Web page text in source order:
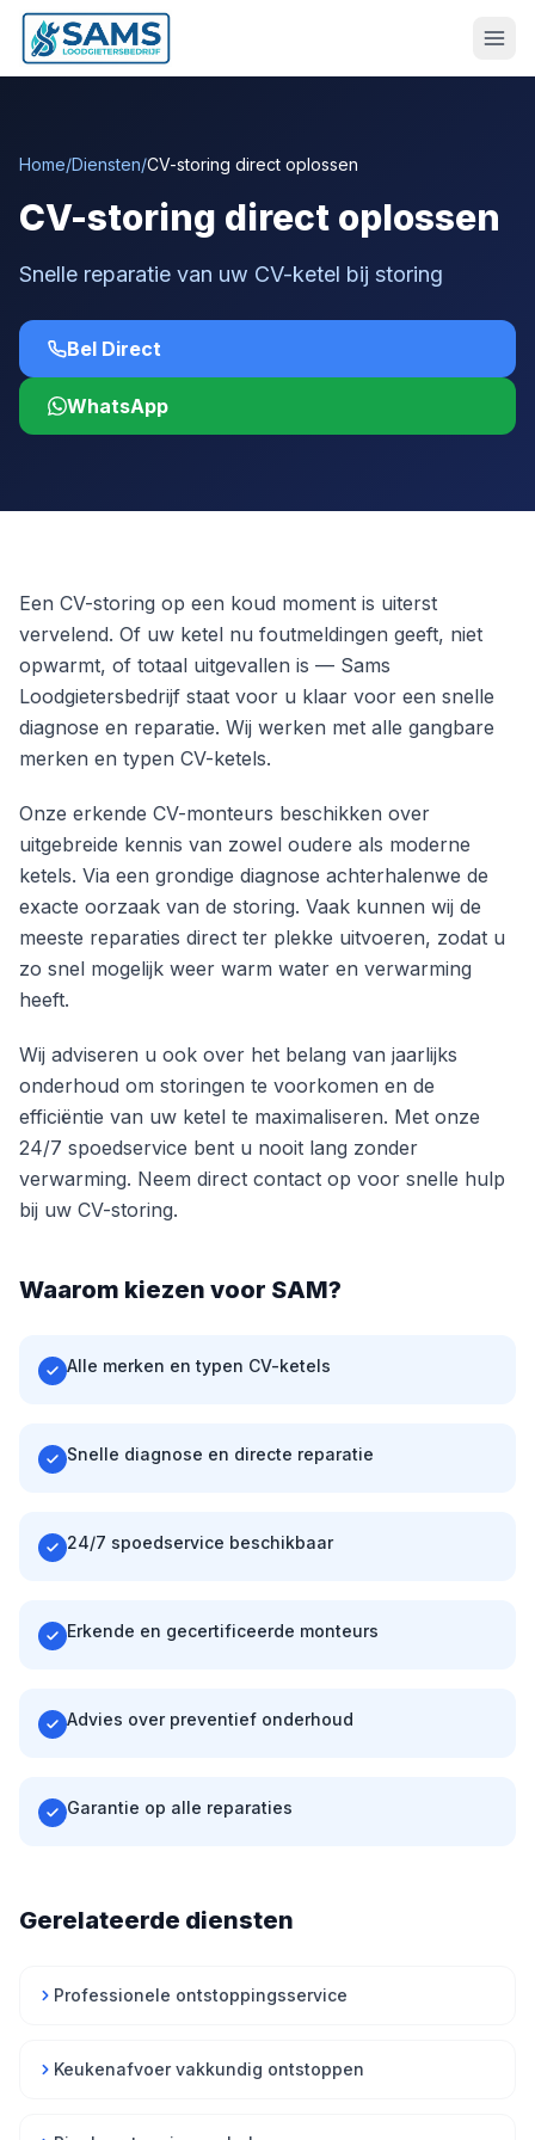
Home/Diensten/CV-storing direct oplossen
CV-storing direct oplossen
Snelle reparatie van uw CV-ketel bij storing
Bel Direct
WhatsApp
Een CV-storing op een koud moment is uiterst
vervelend. Of uw ketel nu foutmeldingen geeft, niet
opwarmt, of totaal uitgevallen is — Sams
Loodgietersbedrijf staat voor u klaar voor een snelle
diagnose en reparatie. Wij werken met alle gangbare
merken en typen CV-ketels.
Onze erkende CV-monteurs beschikken over
uitgebreide kennis van zowel oudere als moderne
ketels. Via een grondige diagnose achterhalenwe de
exacte oorzaak van de storing. Vaak kunnen wij de
meeste reparaties direct ter plekke uitvoeren, zodat u
zo snel mogelijk weer warm water en verwarming
heeft.
Wij adviseren u ook over het belang van jaarlijks
onderhoud om storingen te voorkomen en de
efficiëntie van uw ketel te maximaliseren. Met onze
24/7 spoedservice bent u nooit lang zonder
verwarming. Neem direct contact op voor snelle hulp
bij uw CV-storing.
Waarom kiezen voor SAM?
Alle merken en typen CV-ketels
Snelle diagnose en directe reparatie
24/7 spoedservice beschikbaar
Erkende en gecertificeerde monteurs
Advies over preventief onderhoud
Garantie op alle reparaties
Gerelateerde diensten
Professionele ontstoppingsservice
Keukenafvoer vakkundig ontstoppen